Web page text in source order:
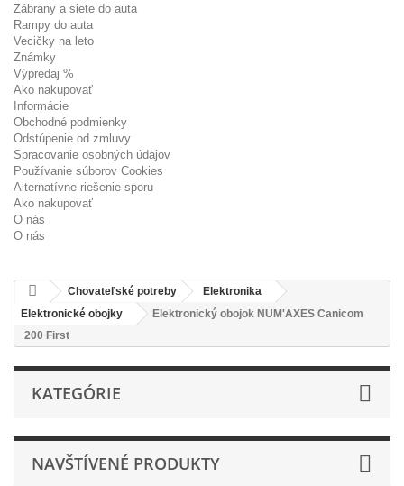
Zábrany a siete do auta
Rampy do auta
Vecičky na leto
Známky
Výpredaj %
Ako nakupovať
Informácie
Obchodné podmienky
Odstúpenie od zmluvy
Spracovanie osobných údajov
Používanie súborov Cookies
Alternatívne riešenie sporu
Ako nakupovať
O nás
O nás
Chovateľské potreby
Elektronika
Elektronické obojky
Elektronický obojok NUM'AXES Canicom
200 First
KATEGÓRIE
NAVŠTÍVENÉ PRODUKTY